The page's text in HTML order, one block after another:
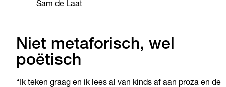
Sam de Laat
Niet metaforisch, wel
poëtisch
“Ik teken graag en ik lees al van kinds af aan proza en de